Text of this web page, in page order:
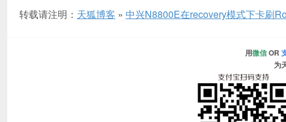
转载请注明： 天狐博客 » 中兴N8800E在recovery模式下卡刷
用微信OR
为